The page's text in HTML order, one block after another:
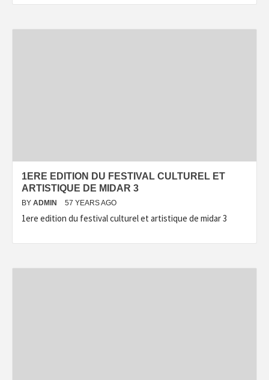
1ERE EDITION DU FESTIVAL CULTUREL ET
ARTISTIQUE DE MIDAR 3
BY ADMIN 57 YEARS AGO
1ere edition du festival culturel et artistique de midar 3